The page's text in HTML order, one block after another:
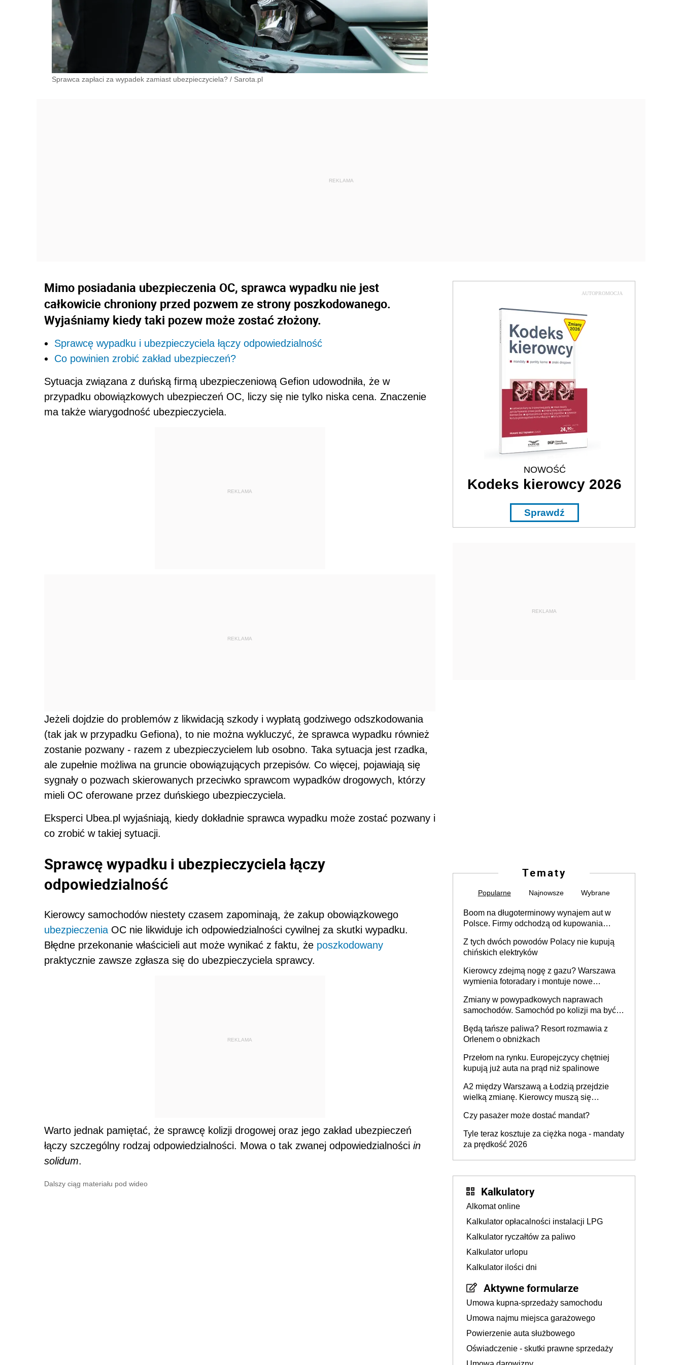
Sprawca zapłaci za wypadek zamiast ubezpieczyciela? / Sarota.pl
Mimo posiadania ubezpieczenia OC, sprawca wypadku nie jest
całkowicie chroniony przed pozwem ze strony poszkodowanego.
Wyjaśniamy kiedy taki pozew może zostać złożony.
Sprawcę wypadku i ubezpieczyciela łączy odpowiedzialność
Co powinien zrobić zakład ubezpieczeń?
Sytuacja związana z duńską firmą ubezpieczeniową Gefion udowodniła, że w
przypadku obowiązkowych ubezpieczeń OC, liczy się nie tylko niska cena. Znaczenie
ma także wiarygodność ubezpieczyciela.
REKLAMA
REKLAMA
Jeżeli dojdzie do problemów z likwidacją szkody i wypłatą godziwego odszkodowania
(tak jak w przypadku Gefiona), to nie można wykluczyć, że sprawca wypadku również
zostanie pozwany - razem z ubezpieczycielem lub osobno. Taka sytuacja jest rzadka,
ale zupełnie możliwa na gruncie obowiązujących przepisów. Co więcej, pojawiają się
sygnały o pozwach skierowanych przeciwko sprawcom wypadków drogowych, którzy
mieli OC oferowane przez duńskiego ubezpieczyciela.
Eksperci Ubea.pl wyjaśniają, kiedy dokładnie sprawca wypadku może zostać pozwany i
co zrobić w takiej sytuacji.
Sprawcę wypadku i ubezpieczyciela łączy
odpowiedzialność
Kierowcy samochodów niestety czasem zapominają, że zakup obowiązkowego
ubezpieczenia OC nie likwiduje ich odpowiedzialności cywilnej za skutki wypadku.
Błędne przekonanie właścicieli aut może wynikać z faktu, że poszkodowany
praktycznie zawsze zgłasza się do ubezpieczyciela sprawcy.
REKLAMA
Warto jednak pamiętać, że sprawcę kolizji drogowej oraz jego zakład ubezpieczeń
łączy szczególny rodzaj odpowiedzialności. Mowa o tak zwanej odpowiedzialności in
solidum.
Dalszy ciąg materiału pod wideo
AUTOPROMOCJA
NOWOŚĆ
Kodeks kierowcy 2026
Sprawdź
REKLAMA
Tematy
Popularne Najnowsze Wybrane
Boom na długoterminowy wynajem aut w
Polsce. Firmy odchodzą od kupowania
Z tych dwóch powodów Polacy nie kupują
chińskich elektryków
Kierowcy zdejmą nogę z gazu? Warszawa
wymienia fotoradary i montuje nowe
Zmiany w powypadkowych naprawach
samochodów. Samochód po kolizji ma być
technologią producenta
Będą tańsze paliwa? Resort rozmawia z
Orlenem o obniżkach
Przełom na rynku. Europejczycy chętniej
kupują już auta na prąd niż spalinowe
A2 między Warszawą a Łodzią przejdzie
wielką zmianę. Kierowcy muszą się
Czy pasażer może dostać mandat?
Tyle teraz kosztuje za ciężka noga - mandaty
za prędkość 2026
Kalkulatory
Alkomat online
Kalkulator opłacalności instalacji LPG
Kalkulator ryczałtów za paliwo
Kalkulator urlopu
Kalkulator ilości dni
Aktywne formularze
Umowa kupna-sprzedaży samochodu
Umowa najmu miejsca garażowego
Powierzenie auta służbowego
Oświadczenie - skutki prawne sprzedaży